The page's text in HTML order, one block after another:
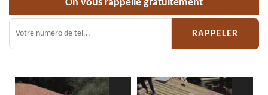
On vous rappelle gratuitement